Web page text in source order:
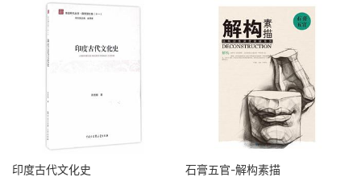
印度古代文化史 石膏五官-解构素描